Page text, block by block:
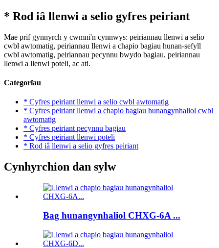
* Rod iâ llenwi a selio gyfres peiriant
Mae prif gynnyrch y cwmni'n cynnwys: peiriannau llenwi a selio
cwbl awtomatig, peiriannau llenwi a chapio bagiau hunan-sefyll
cwbl awtomatig, peiriannau pecynnu bwydo bagiau, peiriannau
llenwi a llenwi poteli, ac ati.
Categorïau
* Cyfres peiriant llenwi a selio cwbl awtomatig
* Cyfres peiriant llenwi a chapio bagiau hunangynhaliol cwbl
awtomatig
* Cyfres peiriant pecynnu bagiau
* Cyfres peiriant llenwi poteli
* Rod iâ llenwi a selio gyfres peiriant
Cynhyrchion dan sylw
Bag hunangynhaliol CHXG-6A ...